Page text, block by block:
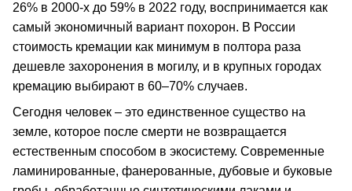
26% в 2000-х до 59% в 2022 году, воспринимается как
самый экономичный вариант похорон. В России
стоимость кремации как минимум в полтора раза
дешевле захоронения в могилу, и в крупных городах
кремацию выбирают в 60–70% случаев.
Сегодня человек – это единственное существо на
земле, которое после смерти не возвращается
естественным способом в экосистему. Современные
ламинированные, фанерованные, дубовые и буковые